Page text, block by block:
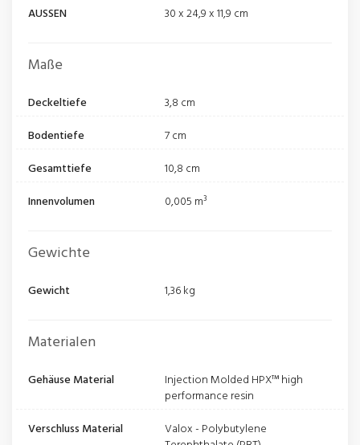
AUSSEN
30 x 24,9 x 11,9 cm
Maße
Deckeltiefe
3,8 cm
Bodentiefe
7 cm
Gesamttiefe
10,8 cm
Innenvolumen
0,005 m³
Gewichte
Gewicht 1,36 kg
Materialen
Gehäuse Material
Injection Molded HPX™ high
performance resin
Verschluss Material
Valox - Polybutylene